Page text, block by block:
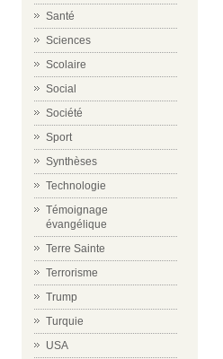
Santé
Sciences
Scolaire
Social
Société
Sport
Synthèses
Technologie
Témoignage
évangélique
Terre Sainte
Terrorisme
Trump
Turquie
USA